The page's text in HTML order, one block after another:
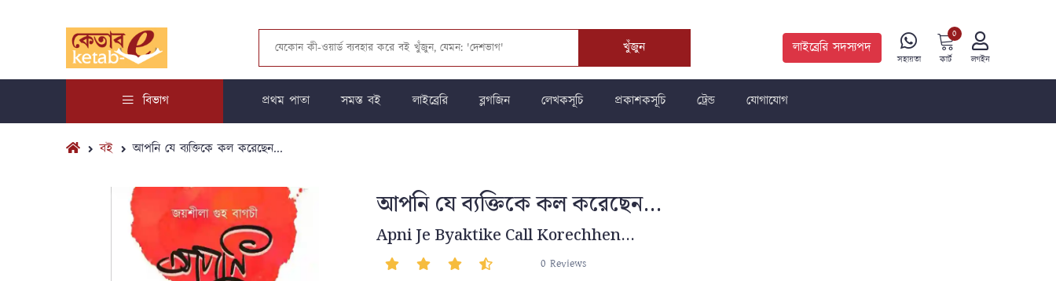
খুঁজুন লাইব্রেরি সদস্যপদ
সহায়তা কার্ট
0
লগইন
বিভাগ প্রথম পাতা সমস্ত বই লাইব্রেরি ব্লগজিন লেখকসূচি প্রকাশকসূচি ট্রেন্ড যোগাযোগ
বই আপনি যে ব্যক্তিকে কল করেছেন...
আপনি যে ব্যক্তিকে কল করেছেন...
Apni Je Byaktike Call Korechhen...
0 Reviews